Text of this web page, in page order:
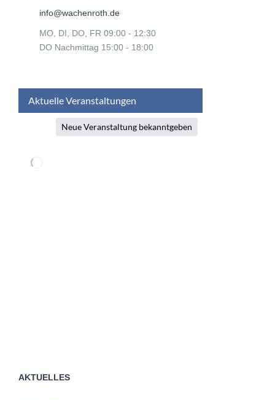
info@wachenroth.de
MO, DI, DO, FR 09:00 - 12:30
DO Nachmittag 15:00 - 18:00
AKTUELLES